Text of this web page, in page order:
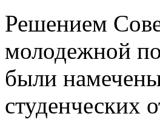
Решением
молодежной
были
студенческих